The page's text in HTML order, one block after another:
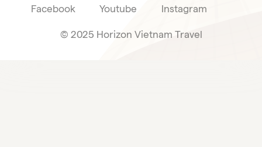
Facebook Youtube Instagram
© 2025 Horizon Vietnam Travel